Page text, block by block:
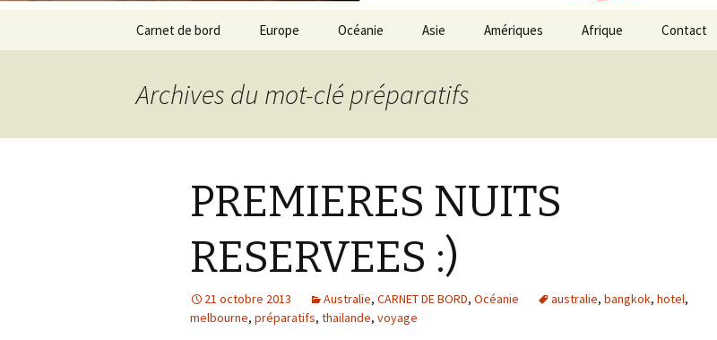
Aller au contenu principal
Carnet de bord Europe Océanie Asie Amériques Afrique Contact
Archives du mot-clé préparatifs
PREMIERES NUITS
RESERVEES :)
21 octobre 2013 Australie, CARNET DE BORD, Océanie australie, bangkok, hotel,
melbourne, préparatifs, thailande, voyage